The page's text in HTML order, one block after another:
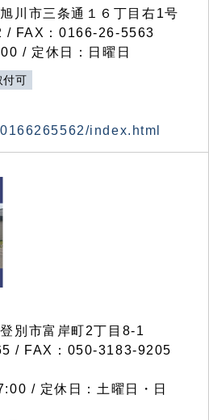
川市三条通１６丁目右1号
/ FAX：0166-26-5563
/ 定休日：日曜日
付可
index.html
別市富岸町2丁目 8-1
/ FAX：050-3183-9205
/ 定休日：土曜日・日